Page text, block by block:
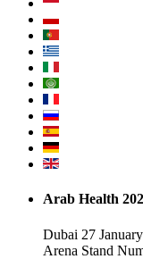
Arab Health
Dubai 27
Arena Stand